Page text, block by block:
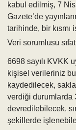
kabul edilmiş, 7
Gazete’de
tarihinde, bir kısmı
Veri sorumlusu
6698 sayılı KVKK
kişisel verileriniz bu
kaydedilecek,
verdiği durumlarda
devredilebilecek,
şekillerde